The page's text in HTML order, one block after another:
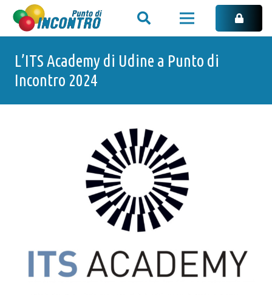
L’ITS Academy di Udine a Punto di
Incontro 2024